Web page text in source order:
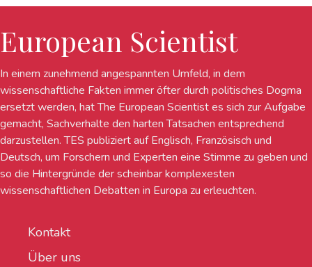
European Scientist
In einem zunehmend angespannten Umfeld, in dem
wissenschaftliche Fakten immer öfter durch politisches Dogma
ersetzt werden, hat The European Scientist es sich zur Aufgabe
gemacht, Sachverhalte den harten Tatsachen entsprechend
darzustellen. TES publiziert auf Englisch, Französisch und
Deutsch, um Forschern und Experten eine Stimme zu geben und
so die Hintergründe der scheinbar komplexesten
wissenschaftlichen Debatten in Europa zu erleuchten.
Kontakt
Über uns